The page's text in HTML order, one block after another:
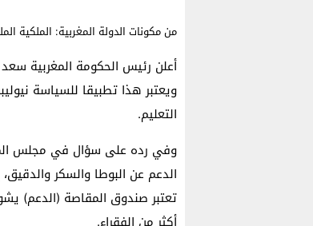
من مكونات الدولة المغربية: الملكية
أعلن رئيس الحكومة المغربية
ويعتبر هذا تطبيقا للسياسة
التعليم.
وفي رده على سؤال في مجلس
الدعم عن البوطا والسكر والدقيق،
تعتبر صندوق المقاصة (الدعم)